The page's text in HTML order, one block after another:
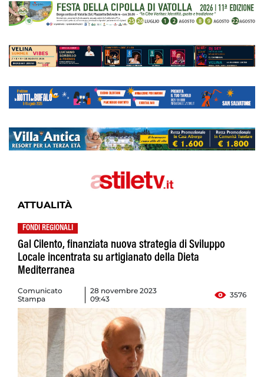
ATTUALITÀ
FONDI REGIONALI
Gal Cilento, finanziata nuova strategia di Sviluppo
Locale incentrata su artigianato della Dieta
Mediterranea
Comunicato
Stampa
28 novembre 2023
09:43
3576